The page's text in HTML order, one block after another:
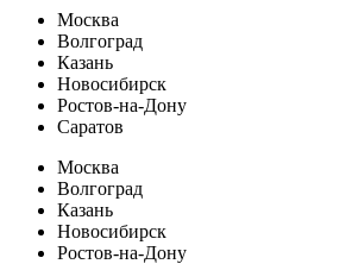
Москва
Волгоград
Казань
Новосибирск
Ростов-на-Дону
Саратов
Москва
Волгоград
Казань
Новосибирск
Ростов-на-Дону